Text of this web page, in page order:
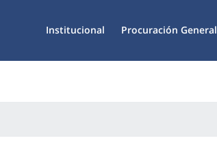
Institucional Procuración General